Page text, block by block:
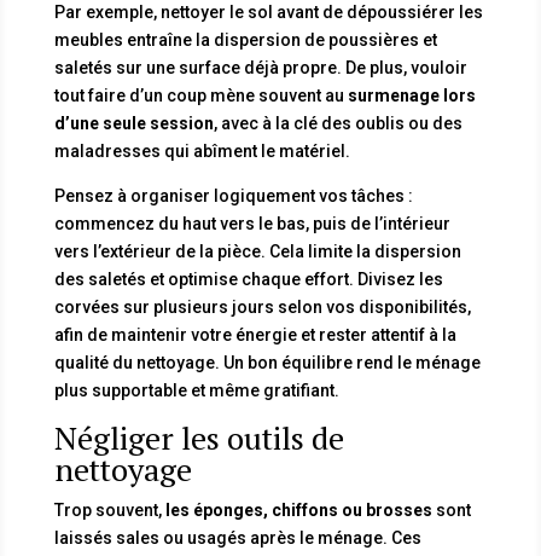
Par exemple, nettoyer le sol avant de dépoussiérer les
meubles entraîne la dispersion de poussières et
saletés sur une surface déjà propre. De plus, vouloir
tout faire d’un coup mène souvent au surmenage lors
d’une seule session, avec à la clé des oublis ou des
maladresses qui abîment le matériel.
Pensez à organiser logiquement vos tâches :
commencez du haut vers le bas, puis de l’intérieur
vers l’extérieur de la pièce. Cela limite la dispersion
des saletés et optimise chaque effort. Divisez les
corvées sur plusieurs jours selon vos disponibilités,
afin de maintenir votre énergie et rester attentif à la
qualité du nettoyage. Un bon équilibre rend le ménage
plus supportable et même gratifiant.
Négliger les outils de
nettoyage
Trop souvent, les éponges, chiffons ou brosses sont
laissés sales ou usagés après le ménage. Ces